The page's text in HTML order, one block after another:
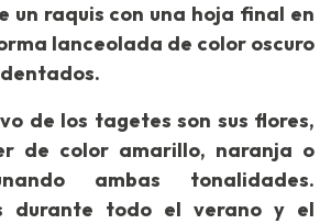
un raquis con una hoja final en
lanceolada de color oscuro
de los tagetes son sus flores,
de color amarillo, naranja o
ambas tonalidades.
durante todo el verano y el